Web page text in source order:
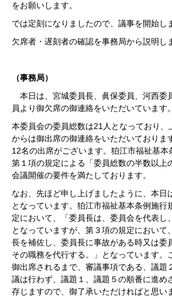
をお願いします。
では定刻になりましたので、議事を開始
欠席者・遅刻者の確認を事務局から説明し
（事務局）
本日は、宮城委員長、眞保委員、河西委
員より御欠席の御連絡をいただいています。
本委員会の委員総数は21人となっており、
からは御出席の御連絡をいただいておりま
12名の出席がございます。狛江市福祉基本
第１項の規定による「委員総数の半数以上
会議開催の要件を満たしております。
なお、先ほど申し上げましたように、本日
となっています。狛江市福祉基本条例施行
定において、「委員長は、委員会を代表し
となっていますが、第３項の規定において
長を補佐し、委員長に事故がある時又は委
その職務を代行する。」となっています。
御出席されるまで、審議事項である、議題
議は行わず、議題１、議題５の順番に進め
存じますので、御了承いただければと思い